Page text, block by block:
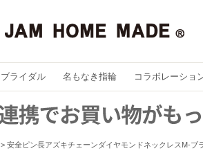
ブライダル 名もなき指輪 コラボレーショ
安全ピン長アズキチェーンダイヤモンドネックレスM-ブ